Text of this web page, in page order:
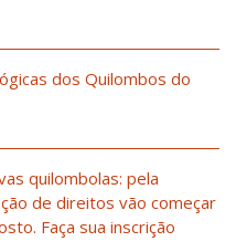
dos Quilombos do
quilombolas: pela
de direitos vão começar
Faça sua inscrição